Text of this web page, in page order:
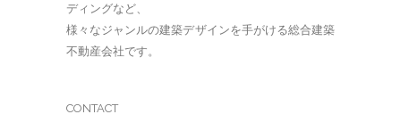
ディングなど、
様々なジャンルの建築デザインを手がける総合建築
不動産会社です。
CONTACT